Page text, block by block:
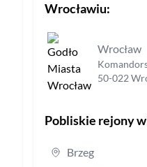
Wrocławiu:
Wrocław
50-022
Pobliskie rejony
Brzeg